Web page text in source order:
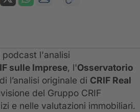
l'analisi
sulle Imprese, l'Osservatorio
l’analisi originale di CRIF Real
del Gruppo CRIF
e nelle valutazioni immobiliari.